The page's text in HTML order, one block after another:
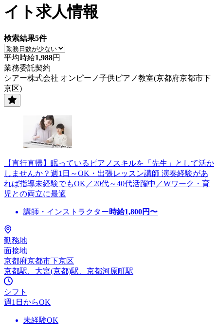
イト求人情報
検索結果5件
平均時給1,988円
業務委託契約
シアー株式会社 オンピーノ子供ピアノ教室(京都府京都市下
京区)
【直行直帰】眠っているピアノスキルを「先生」として活か
しませんか？週1日～OK・出張レッスン講師 演奏経験があ
れば指導未経験でもOK／20代～40代活躍中／Wワーク・育
児との両立に最適
講師・インストラクター時給1,800円〜
勤務地
面接地
京都府京都市下京区
京都駅、大宮(京都)駅、京都河原町駅
シフト
週1日からOK
未経験OK